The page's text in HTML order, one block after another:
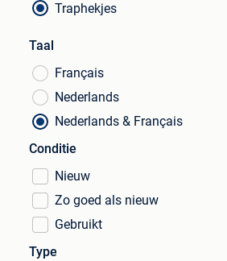
Traphekjes
Taal
Français
Nederlands
Nederlands & Français
Conditie
Nieuw
Zo goed als nieuw
Gebruikt
Type